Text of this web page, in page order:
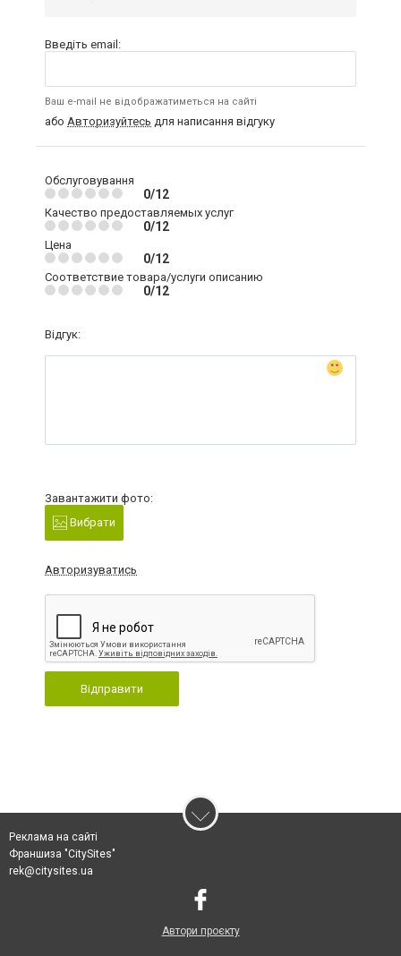
Введіть email:
Ваш e-mail не відображатиметься на сайті
або Авторизуйтесь для написання відгуку
Обслуговування
0/12
Качество предоставляемых услуг
0/12
Цена
0/12
Соответствие товара/услуги описанию
0/12
Відгук:
Завантажити фото:
Вибрати
Авторизуватись
Відправити
Реклама на сайті
Франшиза "CitySites"
rek@citysites.ua
Автори проєкту